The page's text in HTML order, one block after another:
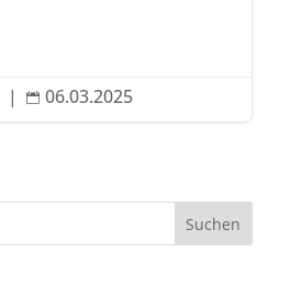
|  06.03.2025